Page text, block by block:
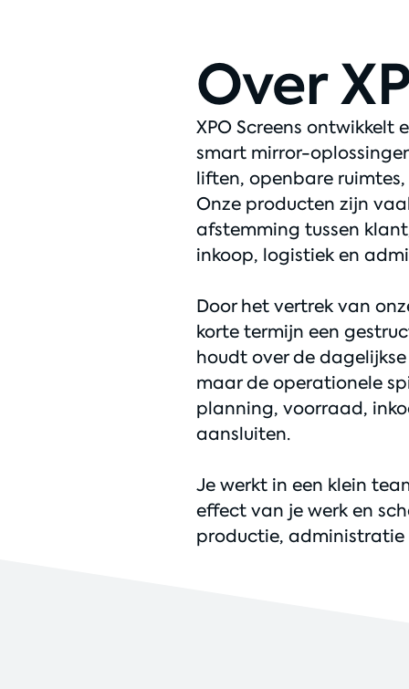
Over
XPO Screens
smart mirror-
liften, openbare
Onze producten zijn
afstemming tussen
inkoop, logistiek en
Door het vertrek van
korte termijn een
houdt over de
maar de operationele
planning, voorraad,
aansluiten.
Je werkt in een klein
effect van je werk en
productie, administratie